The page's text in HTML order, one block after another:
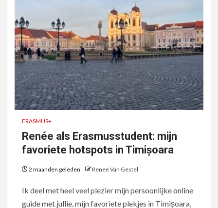
ERASMUS+
Renée als Erasmusstudent: mijn
favoriete hotspots in Timișoara
2 maanden geleden Renee Van Gestel
Ik deel met heel veel plezier mijn persoonlijke online
guide met jullie, mijn favoriete plekjes in Timișoara,